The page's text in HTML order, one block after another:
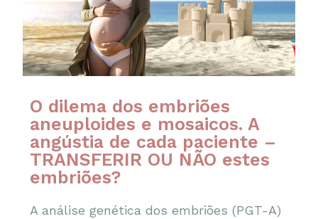
O dilema dos embriões
aneuploides e mosaicos. A
angústia de cada paciente –
TRANSFERIR OU NÃO estes
embriões?
A análise genética dos embriões (PGT-A)